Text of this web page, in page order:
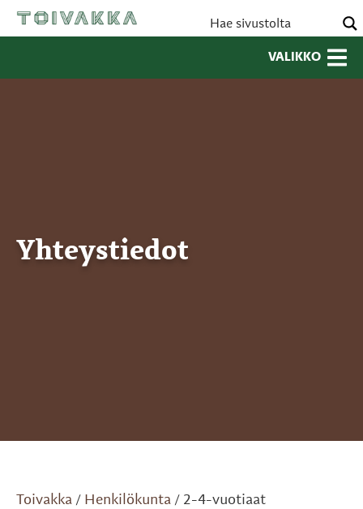
VALIKKO
Yhteystiedot
Toivakka / Henkilökunta / 2-4-vuotiaat